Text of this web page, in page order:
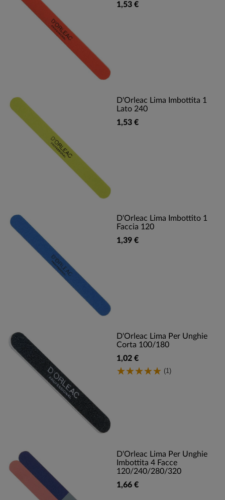
1,53 €
D'Orleac Lima Imbottita 1
Lato 240
1,53 €
D'Orleac Lima Imbottito 1
Faccia 120
1,39 €
D'Orleac Lima Per Unghie
Corta 100/180
1,02 €
(1)
D'Orleac Lima Per Unghie
Imbottita 4 Facce
120/240/280/320
1,66 €